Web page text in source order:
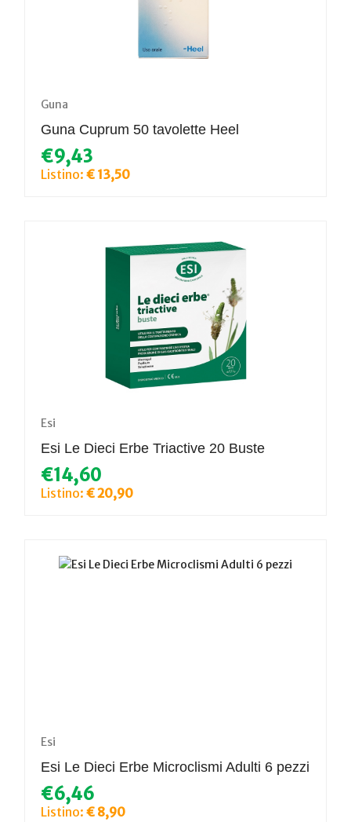
Guna
Guna Cuprum 50 tavolette Heel
€9,43
Listino: € 13,50
Esi
Esi Le Dieci Erbe Triactive 20 Buste
€14,60
Listino: € 20,90
Esi
Esi Le Dieci Erbe Microclismi Adulti 6 pezzi
€6,46
Listino: € 8,90